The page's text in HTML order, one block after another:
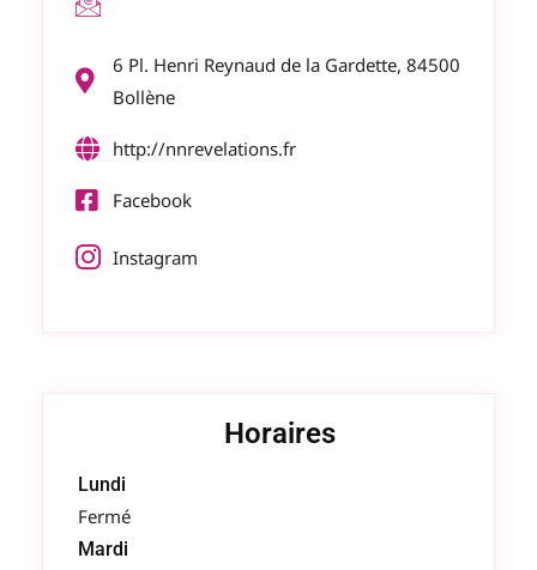
6 Pl. Henri Reynaud de la Gardette, 84500
Bollène
http://nnrevelations.fr
Facebook
Instagram
Horaires
Lundi
Fermé
Mardi